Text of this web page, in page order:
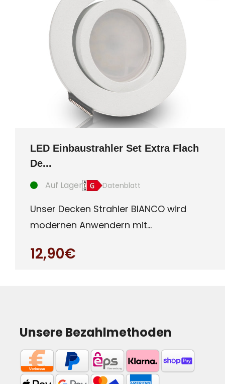
LED Einbaustrahler Set Extra Flach
De...
Auf Lager Datenblatt
Unser Decken Strahler BIANCO wird
modernen Anwendern mit
flaches (c
12,90€
Unsere Bezahlmethoden